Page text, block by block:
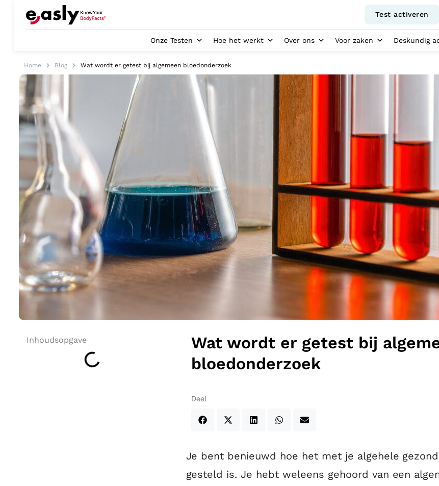
Test activeren
Onze Testen Hoe het werkt Over ons Voor zaken Deskundig
Home Blog Wat wordt er getest bij algemeen bloedonderzoek
Inhoudsopgave
Wat wordt er getest bij
bloedonderzoek
Deel
Je bent benieuwd hoe het met je algehele
gesteld is. Je hebt weleens gehoord van een